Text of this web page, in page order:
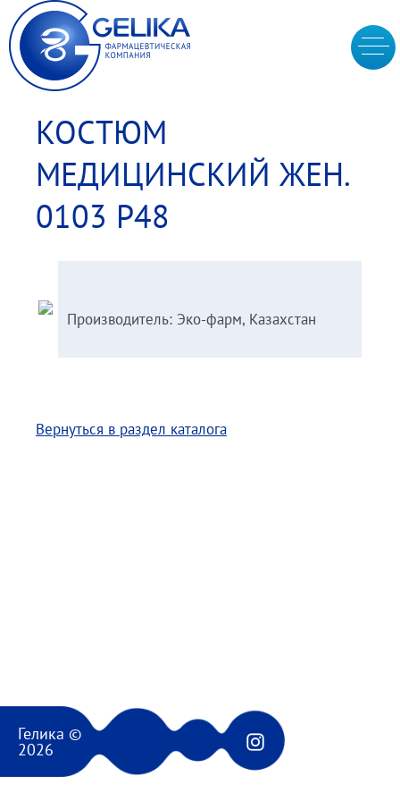
КОСТЮМ
МЕДИЦИНСКИЙ ЖЕН.
0103 Р48
Производитель: Эко-фарм, Казахстан
Вернуться в раздел каталога
Гелика ©
2026